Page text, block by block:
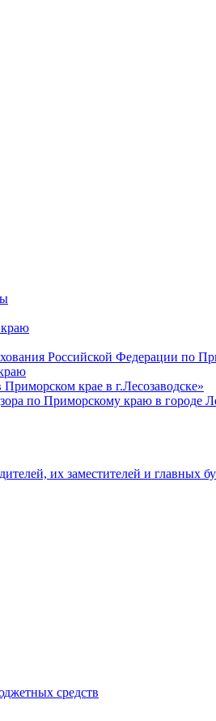
Российской Федерации по
крае в г.Лесозаводске»
по Приморскому краю в городе
их заместителей и
средств